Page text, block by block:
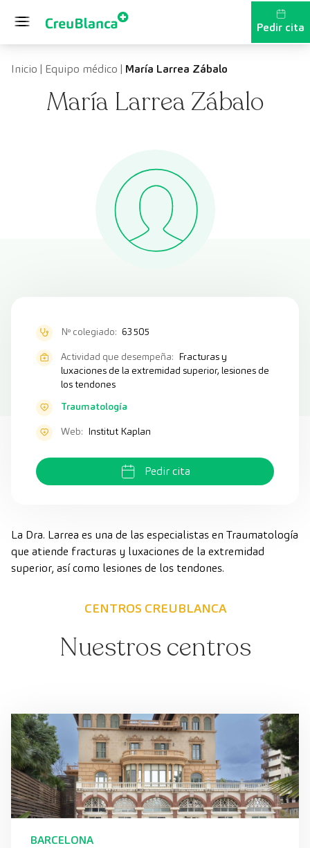
Pedir cita
Inicio | Equipo médico | María Larrea Zábalo
María Larrea Zábalo
Nº colegiado: 63505
Actividad que desempeña: Fracturas y
luxaciones de la extremidad superior, lesiones de
los tendones
Traumatología
Web: Institut Kaplan
Pedir cita
La Dra. Larrea es una de las especialistas en Traumatología
que atiende fracturas y luxaciones de la extremidad
superior, así como lesiones de los tendones.
CENTROS CREUBLANCA
Nuestros centros
BARCELONA